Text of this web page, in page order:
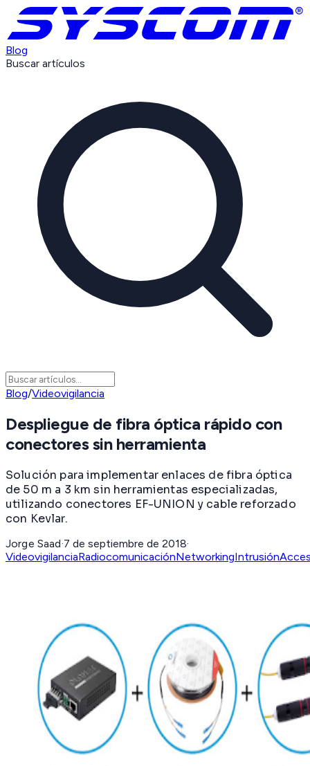
Blog
Buscar artículos
Blog/Videovigilancia
Despliegue de fibra óptica rápido con
conectores sin herramienta
Solución para implementar enlaces de fibra óptica
de 50 m a 3 km sin herramientas especializadas,
utilizando conectores EF-UNION y cable reforzado
con Kevlar.
Jorge Saad·7 de septiembre de 2018·
VideovigilanciaRadiocomunicaciónNetworkingIntrusión